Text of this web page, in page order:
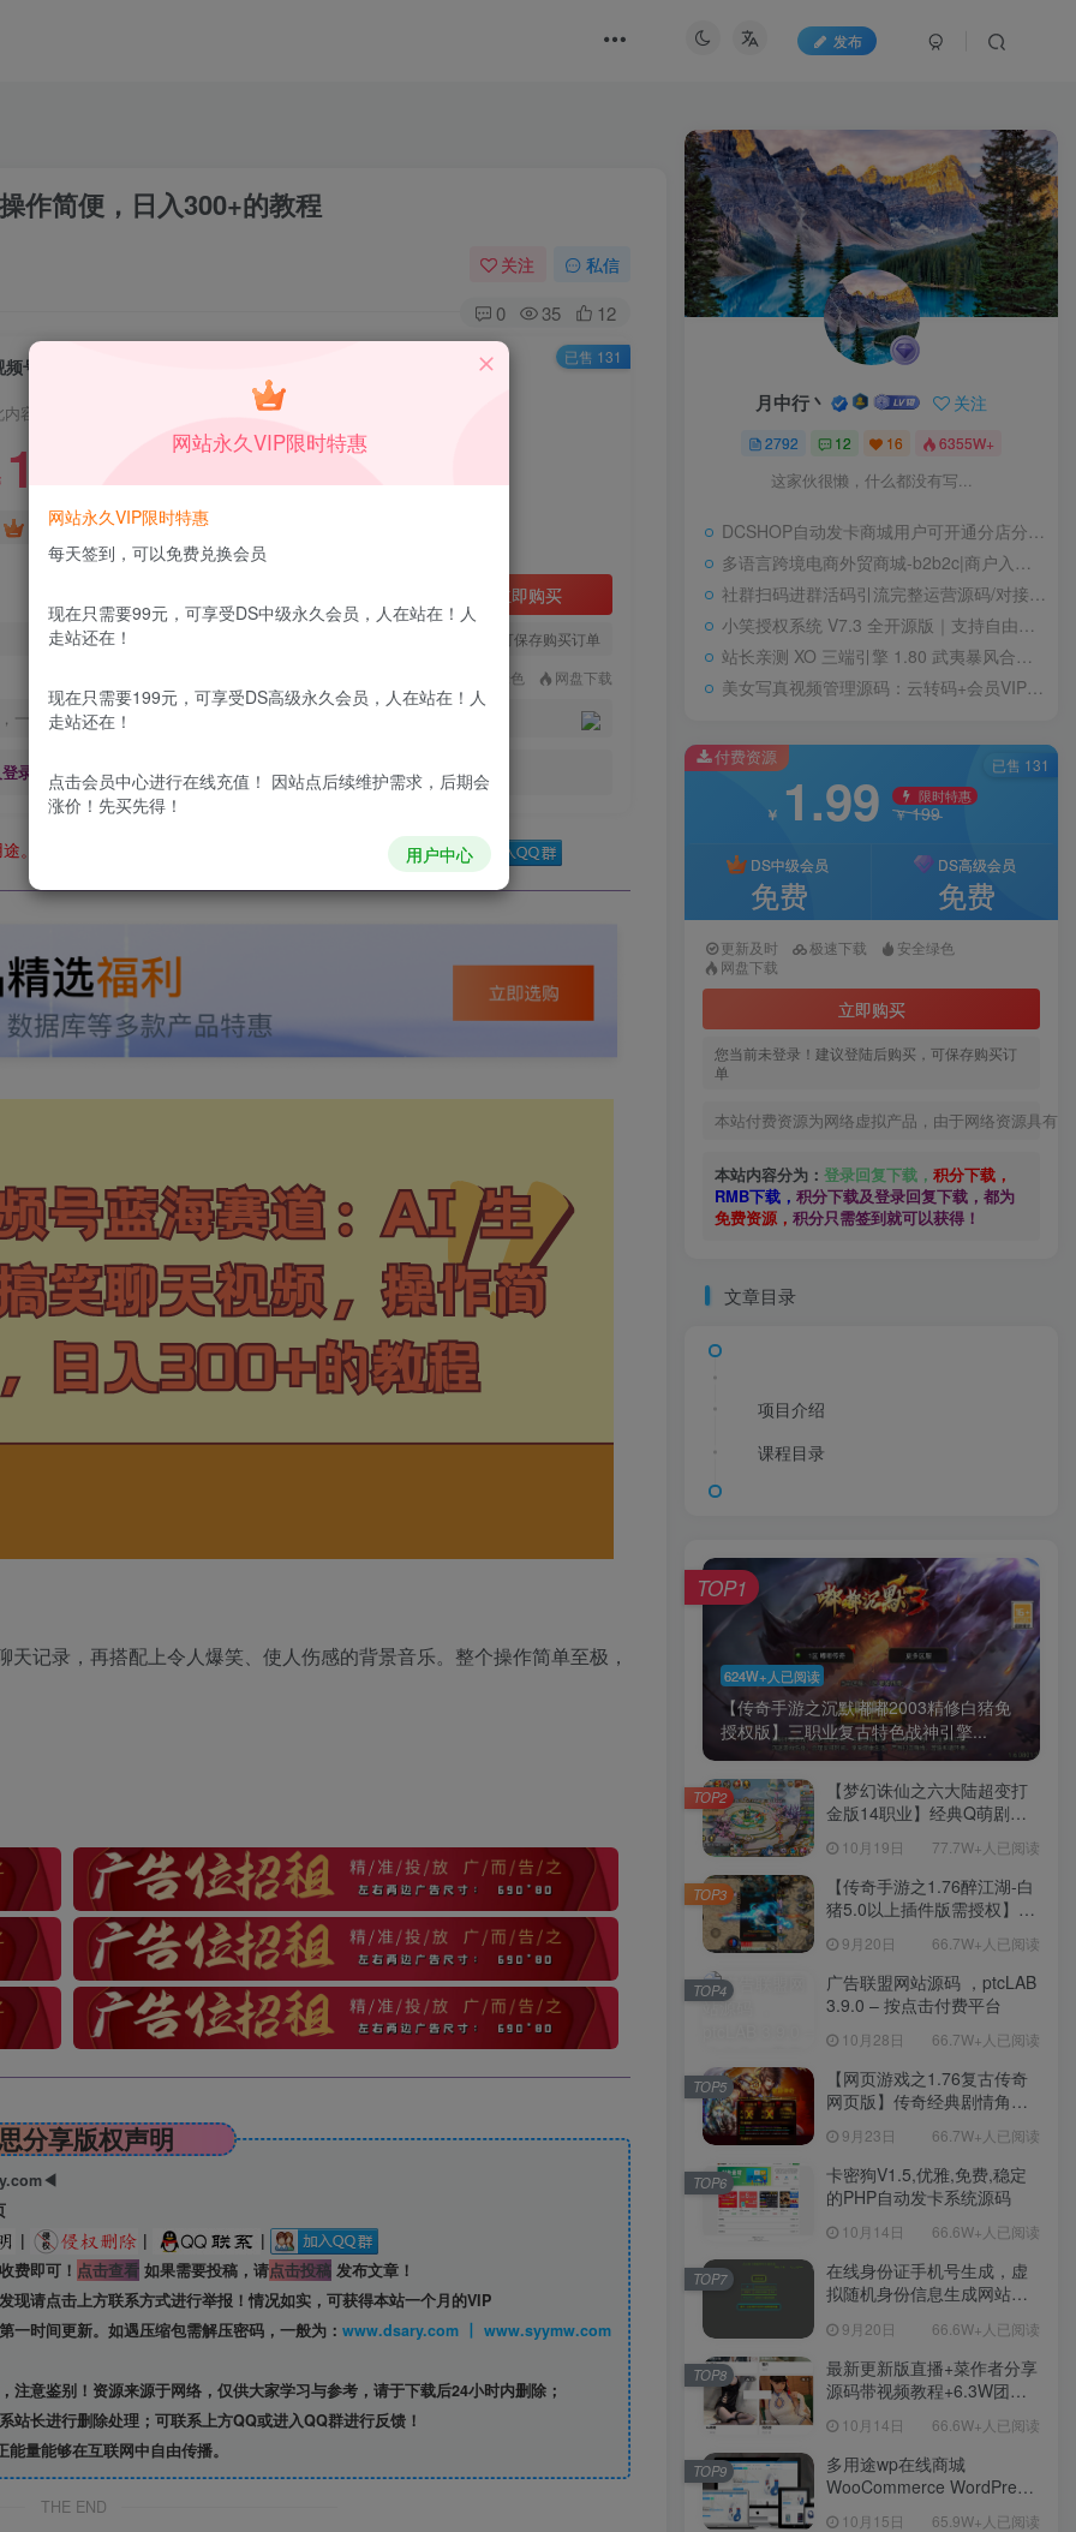
发布
作简便，日入300+的教程
关注 私信
0 35 12
频号蓝海赛道：AI 生成搞笑聊天视频，操作简便，日入300+的教程
内容为付费资源，请付费后查看
1.99 ￥199
DS中级会员免费 DS高级会员
立即购买
您当前未登录！建议登陆后购买，可保存购买订单
安全绿色 网盘下载
经出售不予退款，购买如有疑问请及时联系站长QQ：
录回复下载，都为 免费资源，积分只需签到就可以获得！
已售 131
。如有侵权、不妥之处，请第一时间联系我们删除！ Q群：
记录，再搭配上令人爆笑、使人伤感的背景音乐。整个操作简单至极，
分享版权声明
|
|
|
费即可！ 点击查看如果需要投稿，请点击投稿发布文章！
请点击上方联系方式进行举报！情况如实，可获得本站一个月的VIP
时间更新。如遇压缩包需解压密码，一般为：
www.dsary.com 丨 www.syymw.com
注意鉴别！资源来源于网络，仅供大家学习与参考，请于下载后24小时内删除；
长进行删除处理；可联系上方QQ或进入QQ群进行反馈！
量能够在互联网中自由传播。
THE END
月中行丶 关注
2792 12 16 6355W+
这家伙很懒，什么都没有写...
DCSHOP自动发卡商城用户可开通分店分销，支持实物发货，自带博客功能
多语言跨境电商外贸商城-b2b2c|商户入驻|随机物流|信用分|平台代发
社群扫码进群活码引流完整运营源码/对接免签约支付接口/推广正常绑定下级
小笑授权系统 V7.3 全开源版｜支持自由二次开发
站长亲测 XO 三端引擎 1.80 武夷暴风合击复古传奇手游服务端 魔神领域盘古圣地降魔天堂
美女写真视频管理源码：云转码+会员VIP系统，一键采集+代理系统全支持
付费资源
￥ 1.99 限时特惠
￥199
DS中级会员
免费
DS高级会员
免费
更新及时 极速下载
安全绿色
网盘下载
立即购买
您当前未登录！建议登陆后购买，可保存购买订
单
本站付费资源为网络虚拟产品，由于网络资源具有
本站内容分为： 登录回复下载， 积分下载，
RMB下载， 积分下载及登录回复下载，都为
免费资源， 积分只需签到就可以获得！
已售 131
文章目录
项目介绍
课程目录
624W+人已阅读
【传奇手游之沉默嘟嘟2003精修白猪免
授权版】三职业复古特色战神引擎...
TOP1
【梦幻诛仙之六大陆超变打
金版14职业】经典Q萌剧情
Linux服务端源码视频架设教
程-新版多功能GM网页后台
工具-安卓苹果IOS双端版
本！
10月19日 77.7W+人已阅读
TOP2
【传奇手游之1.76醉江湖-白
猪5.0以上插件版需授权】三
手游-Win服务端源码视频架
设教程-新版GM多功能网页
授权物品后台-九层妖塔-法宠
直冲网页后台-安卓苹果IOS
双端版本！
9月20日 66.7W+人已阅读
TOP3
广告联盟网站源码 ，ptcLAB
3.9.0 – 按点击付费平台
10月28日 66.7W+人已阅读
TOP4
【网页游戏之1.76复古传奇
网页版】传奇经典剧情角色
扮演网页游戏-一键单机-打包
Win服务端源码视频架设教
程！
9月23日 66.7W+人已阅读
TOP5
卡密狗V1.5,优雅,免费,稳定
的PHP自动发卡系统源码
10月14日 66.6W+人已阅读
TOP6
在线身份证手机号生成，虚
拟随机身份信息生成网站源
9月20日 66.6W+人已阅读
TOP7
最新更新版直播+菜作者分享
源码带视频教程+6.3W团购
【源码+教程】
10月14日 66.6W+人已阅读
TOP8
多用途wp在线商城
WooCommerce WordPress
10月15日 65.9W+人已阅读
TOP9
网站永久VIP限时特惠
网站永久VIP限时特惠
每天签到，可以免费兑换会员
现在只需要99元，可享受DS中级永久会员，人在站在！人
走站还在！
现在只需要199元，可享受DS高级永久会员，人在站在！人
走站还在！
点击会员中心进行在线充值！ 因站点后续维护需求，后期会
涨价！先买先得！
用户中心